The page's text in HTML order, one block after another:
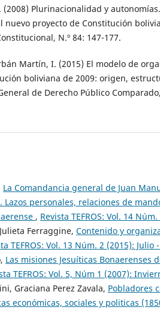
(2008) Plurinacionalidad y autonomías.
nuevo proyecto de Constitución
N.º 84: 147-177.
Martín, I. (2015) El modelo de
boliviana de 2009: origen,
de Derecho Público
La Comandancia general de Juan
Lazos personales, relaciones de
, Revista TEFROS: Vol. 14
Ferraggine, Contenido y
TEFROS: Vol. 13 Núm. 2 (2015): Julio
Las misiones Jesuíticas Bonaerenses
TEFROS: Vol. 5, Núm 1 (2007):
Graciana Perez Zavala, Pobladores
económicas, sociales y politicas